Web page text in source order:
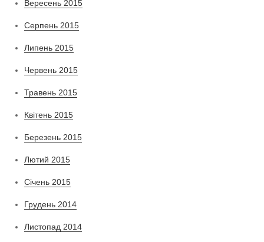
Вересень 2015
Серпень 2015
Липень 2015
Червень 2015
Травень 2015
Квітень 2015
Березень 2015
Лютий 2015
Січень 2015
Грудень 2014
Листопад 2014